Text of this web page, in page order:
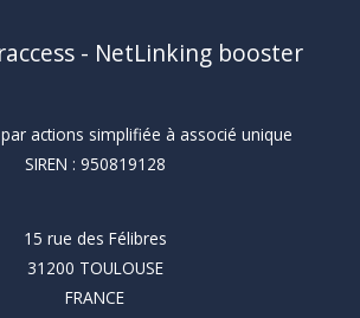
- NetLinking booster
par actions simplifiée à associé unique
SIREN : 950819128
15 rue des Félibres
31200 TOULOUSE
FRANCE